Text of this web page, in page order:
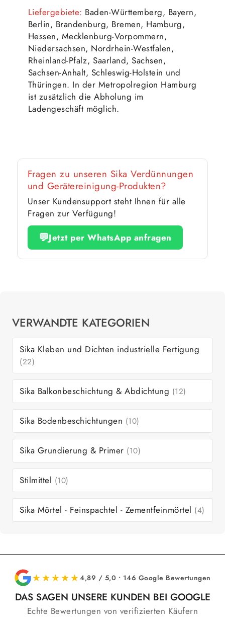
Liefergebiete: Baden-Württemberg, Bayern,
Berlin, Brandenburg, Bremen, Hamburg,
Hessen, Mecklenburg-Vorpommern,
Niedersachsen, Nordrhein-Westfalen,
Rheinland-Pfalz, Saarland, Sachsen,
Sachsen-Anhalt, Schleswig-Holstein und
Thüringen. In der Metropolregion Hamburg
ist zusätzlich die Abholung im
Ladengeschäft möglich.
Fragen zu unseren Sika Verdünnungen
und Gerätereinigung-Produkten?
Unser Kundensupport steht Ihnen für alle
Fragen zur Verfügung!
💬Jetzt per WhatsApp anfragen
VERWANDTE KATEGORIEN
Sika Kleben und Dichten industrielle Fertigung
(22)
Sika Balkonbeschichtung & Abdichtung (12)
Sika Bodenbeschichtungen (10)
Sika Grundierung & Primer (10)
Stilmittel (10)
Sika Mörtel - Feinspachtel - Zementfeinmörtel (4)
★★★★★4,89 / 5,0 • 146 Google Bewertungen
DAS SAGEN UNSERE KUNDEN BEI GOOGLE
Echte Bewertungen von verifizierten Käufern